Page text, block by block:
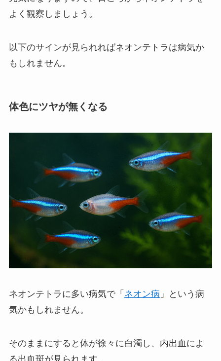
よく観察しましょう。
以下のサインが見られればネオンテトラは病気か
もしれません。
体色にツヤが無くなる
ネオンテトラに多い病気で「 ネオン病 」という病
気かもしれません。
そのままにすると体が徐々に白濁し、内出血によ
る出血斑が見られます。